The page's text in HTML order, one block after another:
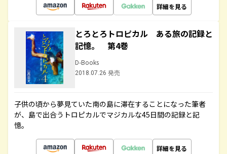
詳細を見る
とろとろトロピカル ある旅の記録と
記憶。 第4巻
D-Books
2018.07.26 発売
子供の頃から夢見ていた南の島に滞在することになった筆者
が、島で出合うトロピカルでマジカルな45日間の記録と記
憶。
詳細を見る